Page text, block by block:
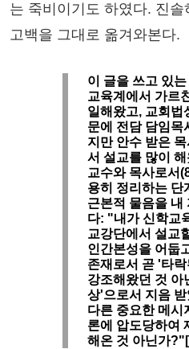
는 죽비이기도 하였다. 진솔
고백을 그대로 옮겨와본다.
이 글을 쓰고 있
교육계에서 가르
일해왔고, 교회법
문에 전담 담임목
지만 안수 받은
서 설교를 많이
교수와 목사로서
용히 정리하는 단
근본적 물음을 내
다: "내가 신학교
교강단에서 설교
인간본성을 어둡
존재로서 곧 '타
강조해왔던 것 아
상'으로서 지음
다른 중요한 메시
론에 압도당하여
해온 것 아닌가